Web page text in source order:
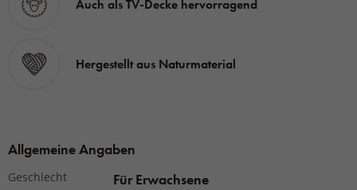
Grammatur: 1000 g/m²
Auch als TV-Decke hervorragend
Hergestellt aus Naturmaterial
Allgemeine Angaben
Geschlecht Für Erwachsene